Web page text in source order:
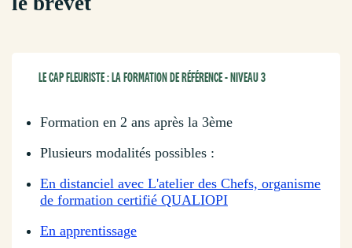
LE CAP FLEURISTE : LA FORMATION DE RÉFÉRENCE - NIVEAU 3
Formation en 2 ans après la 3ème
Plusieurs modalités possibles :
En distanciel avec L'atelier des Chefs, organisme
de formation certifié QUALIOPI
En apprentissage